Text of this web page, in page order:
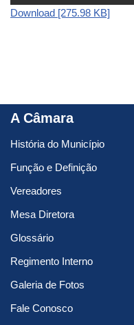
Download [275.98 KB]
A Câmara
História do Município
Função e Definição
Vereadores
Mesa Diretora
Glossário
Regimento Interno
Galeria de Fotos
Fale Conosco